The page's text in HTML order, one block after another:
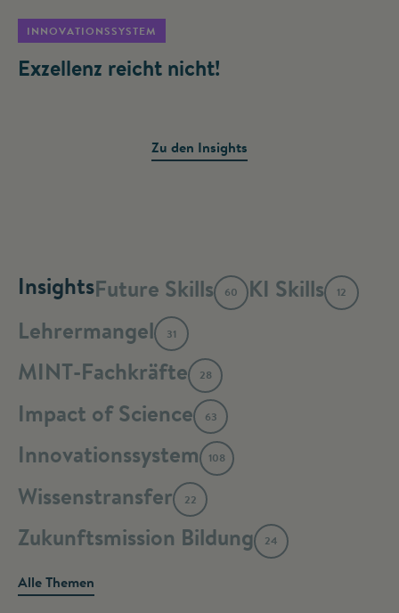
INNOVATIONSSYSTEM
Exzellenz reicht nicht!
Zu den Insights
InsightsFuture Skills 60 KI Skills 12
Lehrermangel 31
MINT-Fachkräfte 28
Impact of Science 63
Innovationssystem 108
Wissenstransfer 22
Zukunftsmission Bildung 24
Alle Themen